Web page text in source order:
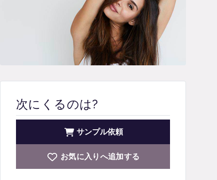
次にくるのは?
サンプル依頼
お気に入りへ追加する